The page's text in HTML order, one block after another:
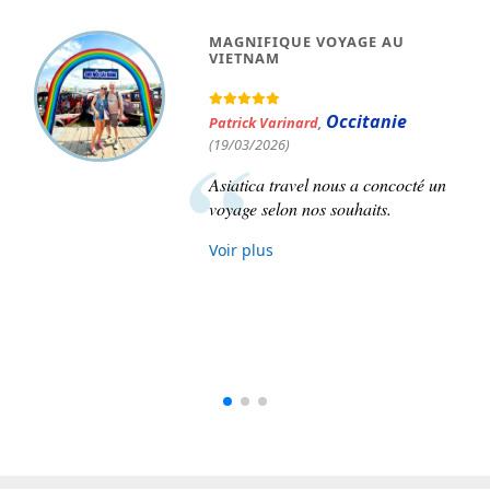
VIETNAM ET LAOS
Paré,(17/11/2025)
a été parfaitement
du début à la fin. Notre
Anne
Île-de-
Superbe